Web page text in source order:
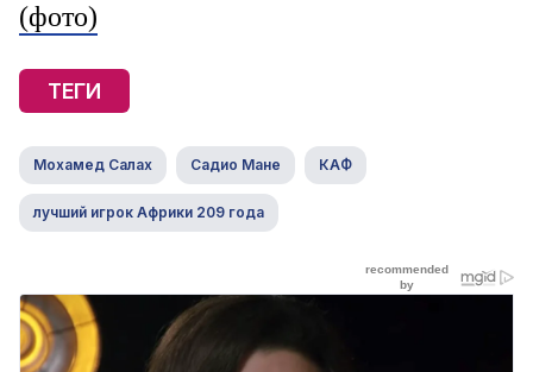
(фото)
ТЕГИ
Мохамед Салах Садио Мане КАФ
лучший игрок Африки 209 года